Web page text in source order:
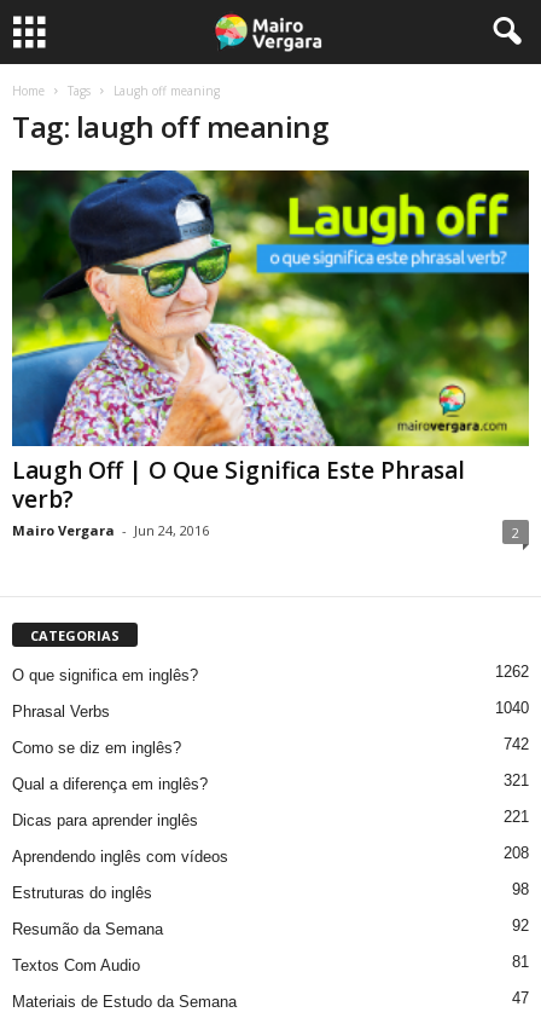
Home Tags Laugh off meaning
Tag: laugh off meaning
Laugh Off | O Que Significa Este Phrasal
verb?
Mairo Vergara - Jun 24, 2016 2
CATEGORIAS
O que significa em inglês? 1262
Phrasal Verbs 1040
Como se diz em inglês? 742
Qual a diferença em inglês? 321
Dicas para aprender inglês 221
Aprendendo inglês com vídeos 208
Estruturas do inglês 98
Resumão da Semana 92
Textos Com Audio 81
Materiais de Estudo da Semana 47